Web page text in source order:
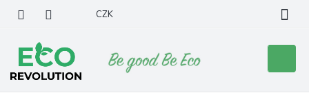
obsah
CZK
košík